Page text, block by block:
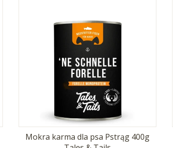
Mokra karma dla psa Pstrąg 400g